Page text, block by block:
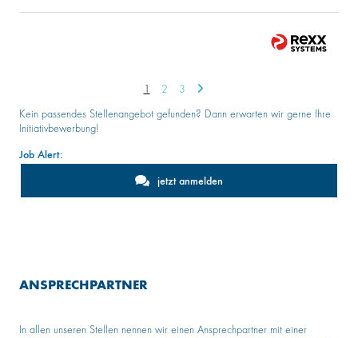
1 2 3
Kein passendes Stellenangebot gefunden? Dann erwarten wir gerne Ihre
Initiativbewerbung!
Job Alert:
jetzt anmelden
ANSPRECHPARTNER
In allen unseren Stellen nennen wir einen Ansprechpartner mit einer